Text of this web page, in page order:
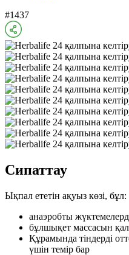
#1437
Сипаттау
Ықпал ететін ақуыз көзі, бұл:
анаэробты
бұлшықет массасын
Құрамында тіндерді
үшін темір бар